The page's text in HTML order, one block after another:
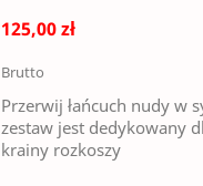
125,00 zł
Brutto
Przerwij łańcuch nudy w
zestaw jest dedykowany
krainy rozkoszy